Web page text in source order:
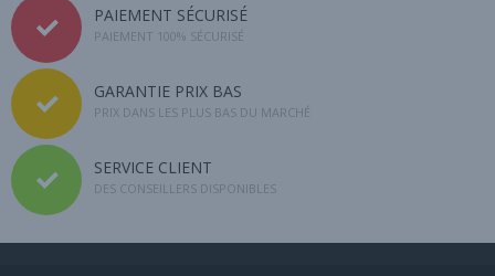
PAIEMENT SÉCURISÉ
PAIEMENT 100% SÉCURISÉ
GARANTIE PRIX BAS
PRIX DANS LES PLUS BAS DU MARCHÉ
SERVICE CLIENT
DES CONSEILLERS DISPONIBLES